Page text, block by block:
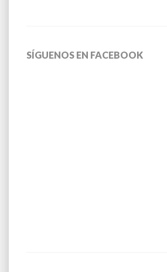
SÍGUENOS EN FACEBOOK